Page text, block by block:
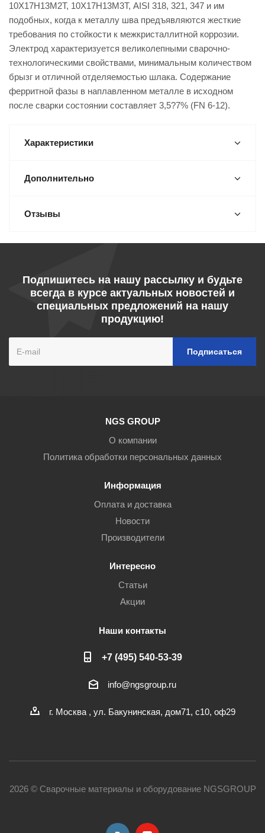
10Х17Н13М2Т, 10Х17Н13М3Т, AISI 318, 321, 347 и им
подобных, когда к металлу шва предъявляются жесткие
требования по стойкости к межкристаллитной коррозии.
Электрод характеризуется великолепными сварочно-
технологическими свойствами, минимальным количеством
брызг и отличной отделяемостью шлака. Содержание
ферритной фазы в наплавленном металле в исходном
после сварки состоянии составляет 3,5?7% (FN 6-12).
Характеристики
Дополнительно
Отзывы
Подпишитесь на нашу рассылку и будьте
всегда в курсе актуальных новостей и
специальных предложений на нашу
продукцию!
NGS GROUP
О компании
Политика обработки персональных данных
Информация
Оплата и доставка
Новости
Производители
Интересно
Статьи
Акции
Наши контакты
+7 (495) 540-53-39
info@ngsgroup.ru
г. Москва , ул. Бакунинская, дом71, с10, оф29
2026 © Сварочные материалы и оборудование NGSGROUP